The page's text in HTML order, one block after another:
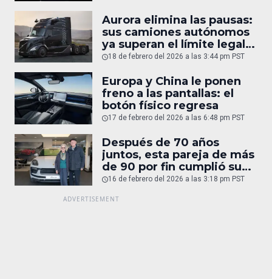
Aurora elimina las pausas:
sus camiones autónomos
ya superan el límite legal
humano
18 de febrero del 2026 a las 3:44 pm PST
Europa y China le ponen
freno a las pantallas: el
botón físico regresa
17 de febrero del 2026 a las 6:48 pm PST
Después de 70 años
juntos, esta pareja de más
de 90 por fin cumplió su
sueño: un Porsche
16 de febrero del 2026 a las 3:18 pm PST